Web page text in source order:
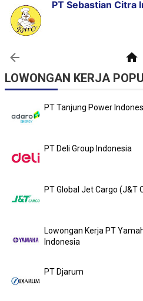
LOWONGAN KERJA
PT Tanjung Power
PT Deli Group Indonesia
PT Global Jet Cargo (J&T
Lowongan Kerja PT
Indonesia
PT Djarum